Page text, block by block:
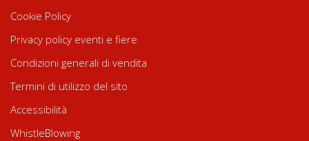
Cookie Policy
Privacy policy eventi e fiere
Condizioni generali di vendita
Termini di utilizzo del sito
Accessibilità
WhistleBlowing